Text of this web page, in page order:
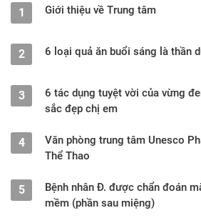
1 Giới thiệu về Trung tâm
2 6 loại quả ăn buổi sáng là thần
3
6 tác dụng tuyệt vời của vừng
sắc đẹp chị em
4
Văn phòng trung tâm Unesco
Thể Thao
5
Bệnh nhân Đ. được chẩn đoán
mềm (phần sau miệng)